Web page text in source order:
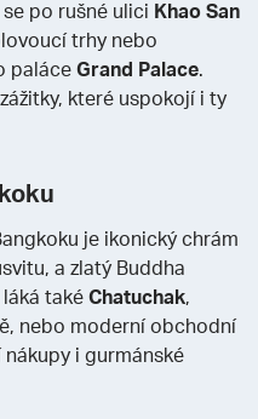
po rušné ulici Khao San
trhy nebo
paláceGrand Palace.
které uspokojí i ty
je ikonický chrám
a zlatý Buddha
takéChatuchak,
nebo moderní obchodní
i gurmánské